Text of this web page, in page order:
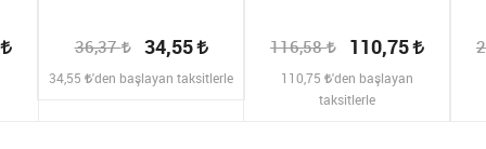
36,37 34,55
34,55 'den başlayan taksitlerle
116,58 110,75
110,75
'den başlayan
taksitlerle